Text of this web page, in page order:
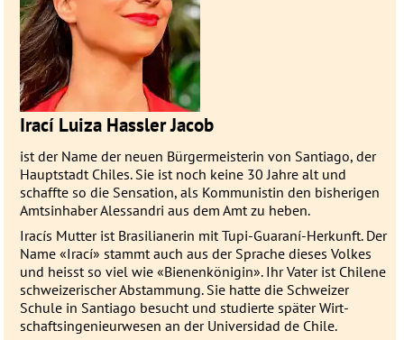
Irací Luiza Hassler Jacob
ist der Name der neuen Bürger­meis­terin von Santiago, der
Haupt­stadt Chi­les. Sie ist noch keine 30 Jahre alt und
schaffte so die Sen­sation, als Kom­munis­tin den bisherigen
Amts­inhaber Ales­sandri aus dem Amt zu heben.
Iracís Mutter ist Brasilianerin mit Tupi-Guaraní-Herkunft. Der
Name «Irací» stammt auch aus der Sprache dieses Volkes
und heisst so viel wie «Bienen­königin». Ihr Vater ist Chilene
schwei­zerischer Ab­stam­mung. Sie hatte die Schwei­zer
Schule in Santiago besucht und studierte später Wirt­
schafts­in­ge­nieur­wesen an der Uni­ver­si­dad de Chile.